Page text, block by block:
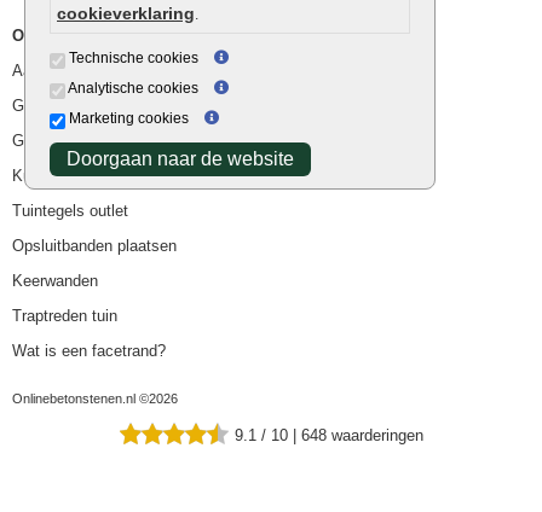
cookieverklaring.
Technische cookies
Analytische cookies
Marketing cookies
Doorgaan naar de website
Overig
Aanbiedingen
Goedkope bestrating
Goedkope tuintegels
Kunstgras
Tuintegels outlet
Opsluitbanden plaatsen
Keerwanden
Traptreden tuin
Wat is een facetrand?
Onlinebetonstenen.nl ©2026
9.1 / 10 | 648 waarderingen